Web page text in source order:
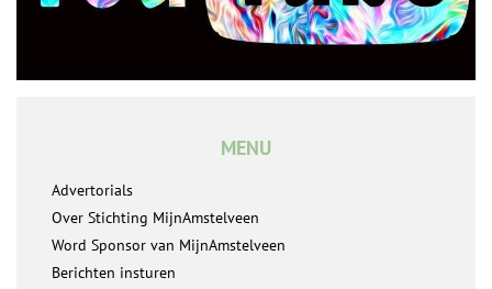
MENU
Advertorials
Over Stichting MijnAmstelveen
Word Sponsor van MijnAmstelveen
Berichten insturen